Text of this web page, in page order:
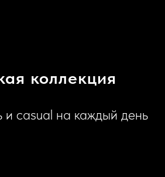
коллекция
и casual на каждый день